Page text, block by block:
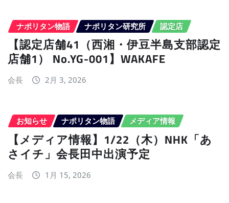
ナポリタン物語 ナポリタン研究所 認定店
【認定店舗41（西湘・伊豆半島支部認定
店舗1） No.YG-001】WAKAFE
会長 2月 3, 2026
お知らせ ナポリタン物語 メディア情報
【メディア情報】1/22（木）NHK「あ
さイチ」会長田中出演予定
会長 1月 15, 2026